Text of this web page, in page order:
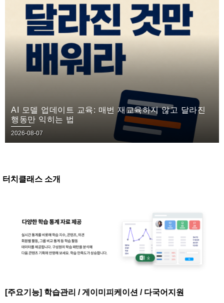
AI 모델 업데이트 교육: 매번 재교육하지 않고 달라진
행동만 익히는 법
2026-08-07
터치클래스 소개
[주요기능] 학습관리 / 게이미피케이션 / 다국어지원